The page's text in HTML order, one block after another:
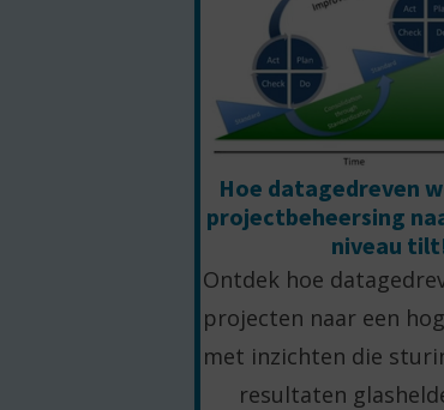
Hoe datagedreven
projectbeheersing
niveau
Ontdek hoe
projecten naar een
met inzichten die
resultaten